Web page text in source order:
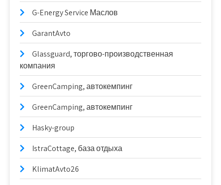
G-Energy Service Маслов
GarantAvto
Glassguard, торгово-производственная
компания
GreenCamping, автокемпинг
GreenCamping, автокемпинг
Hasky-group
IstraCottage, база отдыха
KlimatAvto26